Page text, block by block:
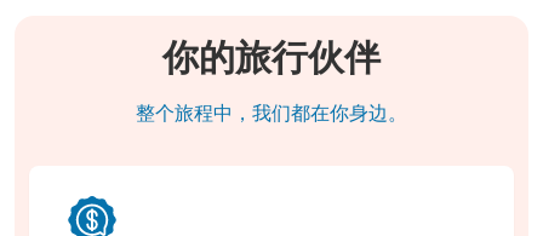
你的旅行伙伴
整个旅程中，我们都在你身边。